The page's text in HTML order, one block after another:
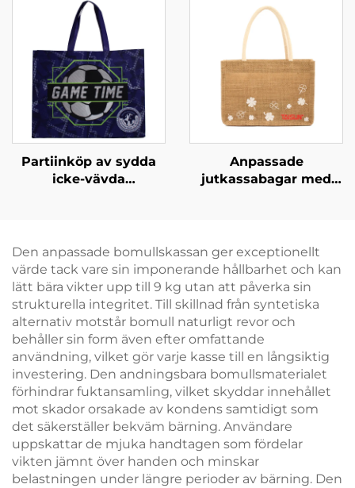
design med rötter i
lokal historia
streetwear-stil
Partiinköp av sydda
icke-vävda
företagsevenemang
Anpassade
jutkassabagar med
utmärkta för picknick,
camping, strand och
utomhusaktiviteter
Den anpassade bomullskassan ger exceptionellt
värde tack vare sin imponerande hållbarhet och kan
lätt bära vikter upp till 9 kg utan att påverka sin
strukturella integritet. Till skillnad från syntetiska
alternativ motstår bomull naturligt revor och
behåller sin form även efter omfattande
användning, vilket gör varje kasse till en långsiktig
investering. Den andningsbara bomullsmaterialet
förhindrar fuktansamling, vilket skyddar innehållet
mot skador orsakade av kondens samtidigt som
det säkerställer bekväm bärning. Användare
uppskattar de mjuka handtagen som fördelar
vikten jämnt över handen och minskar
belastningen under längre perioder av bärning. Den